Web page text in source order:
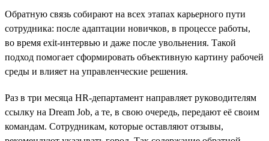
Обратную связь собирают на всех этапах карьерного пути
сотрудника: после адаптации новичков, в процессе работы,
во время exit-интервью и даже после увольнения. Такой
подход помогает сформировать объективную картину рабочей
среды и влияет на управленческие решения.
Раз в три месяца HR-департамент направляет руководителям
ссылку на Dream Job, а те, в свою очередь, передают её своим
командам. Сотрудникам, которые оставляют отзывы,